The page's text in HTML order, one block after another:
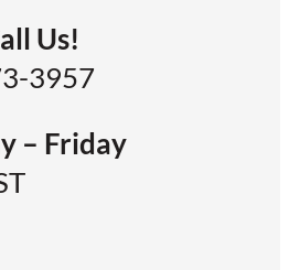
Us!
3957
– Friday